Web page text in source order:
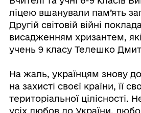
ліцею вшанували пам’ять
Другій світовій війні
висадженням хризантем,
учень 9 класу Телешко
На жаль, українцям знову
на захисті своєї країни, її
територіальної цілісності.
усіх любов до України,